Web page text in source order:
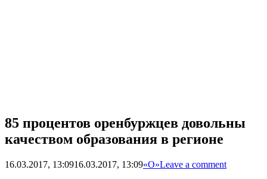
85 процентов оренбуржцев довольны
качеством образования в регионе
16.03.2017, 13:0916.03.2017, 13:09«О»Leave a comment